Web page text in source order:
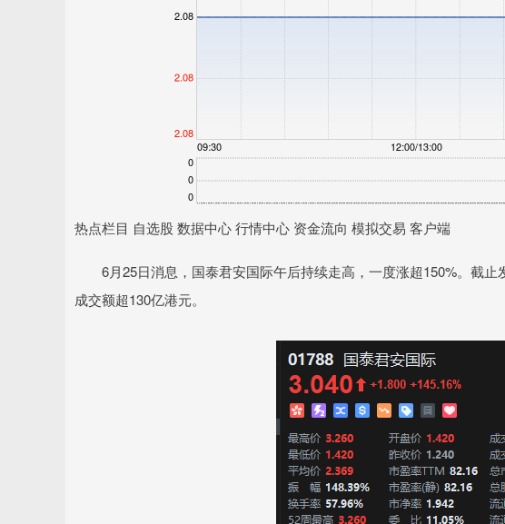
热点栏目 自选股 数据中心 行情中心 资金流向 模拟交易 客户端
6月25日消息，国泰君安国际午后持续走高，一度涨超150%。截止
成交额超130亿港元。